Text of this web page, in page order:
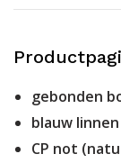
gebonden
blauw
CP not